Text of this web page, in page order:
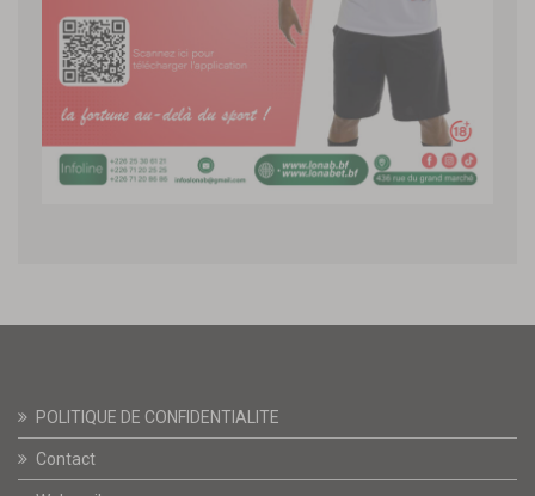
POLITIQUE DE CONFIDENTIALITE
Contact